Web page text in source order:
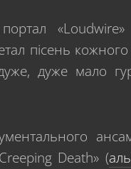
«Loudwire»
пісень
дуже мало
Death» (